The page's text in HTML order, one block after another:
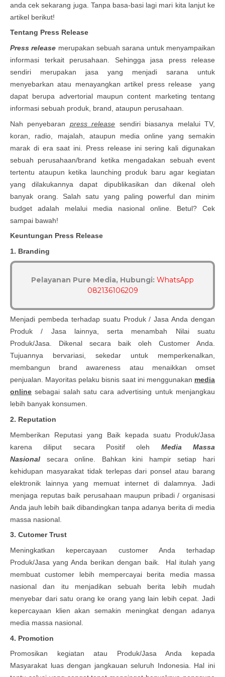
anda cek sekarang juga. Tanpa basa-basi lagi mari kita lanjut ke
artikel berikut!
Tentang Press Release
Press release merupakan sebuah sarana untuk menyampaikan
informasi terkait perusahaan. Sehingga jasa press release
sendiri merupakan jasa yang menjadi sarana untuk
menyebarkan atau menayangkan artikel press release yang
dapat berupa advertorial maupun content marketing tentang
informasi sebuah produk, brand, ataupun perusahaan.
Nah penyebaran press release sendiri biasanya melalui TV,
koran, radio, majalah, ataupun media online yang semakin
marak di era saat ini. Press release ini sering kali digunakan
sebuah perusahaan/brand ketika mengadakan sebuah event
tertentu ataupun ketika launching produk baru agar kegiatan
yang dilakukannya dapat dipublikasikan dan dikenal oleh
banyak orang. Salah satu yang paling powerful dan minim
budget adalah melalui media nasional online. Betul? Cek
sampai bawah!
Keuntungan Press Release
1. Branding
Pelayanan Pure Media, Hubungi: WhatsApp
082136106209
Menjadi pembeda terhadap suatu Produk / Jasa Anda dengan
Produk / Jasa lainnya, serta menambah Nilai suatu
Produk/Jasa. Dikenal secara baik oleh Customer Anda.
Tujuannya bervariasi, sekedar untuk memperkenalkan,
membangun brand awareness atau menaikkan omset
penjualan. Mayoritas pelaku bisnis saat ini menggunakan media
online sebagai salah satu cara advertising untuk menjangkau
lebih banyak konsumen.
2. Reputation
Memberikan Reputasi yang Baik kepada suatu Produk/Jasa
karena diliput secara Positif oleh Media Massa
Nasional secara online. Bahkan kini hampir setiap hari
kehidupan masyarakat tidak terlepas dari ponsel atau barang
elektronik lainnya yang memuat internet di dalamnya. Jadi
menjaga reputas baik perusahaan maupun pribadi / organisasi
Anda jauh lebih baik dibandingkan tanpa adanya berita di media
massa nasional.
3. Cutomer Trust
Meningkatkan kepercayaan customer Anda terhadap
Produk/Jasa yang Anda berikan dengan baik. Hal itulah yang
membuat customer lebih mempercayai berita media massa
nasional dan itu menjadikan sebuah berita lebih mudah
menyebar dari satu orang ke orang yang lain lebih cepat. Jadi
kepercayaan klien akan semakin meningkat dengan adanya
media massa nasional.
4. Promotion
Promosikan kegiatan atau Produk/Jasa Anda kepada
Masyarakat luas dengan jangkauan seluruh Indonesia. Hal ini